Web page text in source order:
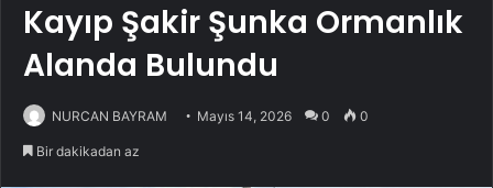
Kayıp Şakir Şunka Ormanlık
Alanda Bulundu
NURCAN BAYRAM Mayıs 14, 2026 0 0
Bir dakikadan az